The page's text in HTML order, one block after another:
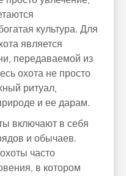
культура. Для
является
передаваемой из
охота не просто
ритуал,
и ее дарам.
включают в себя
и обычаев.
часто
в котором